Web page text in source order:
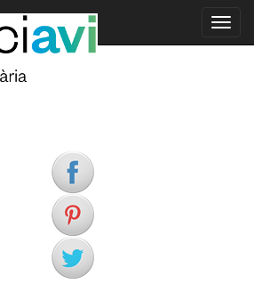
- AVISO_LEGAL - nl.